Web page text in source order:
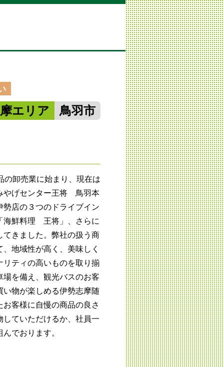
エリア 鳥羽市
の卸売業に始まり、現在は
やげセンター王将 鳥羽本
店の３つのドライブイン
海鮮料理 王将」、さらに
きました。弊社の扱う商
地域性が高く、美味しく
ティの高いものを取り揃
を備え、観光バスのお客
物が楽しめる伊勢志摩随
客様に自慢の商品の良さ
ていただけるか、社員一
でおります。